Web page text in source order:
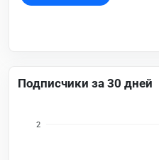
Подписчики за 30 дней
2